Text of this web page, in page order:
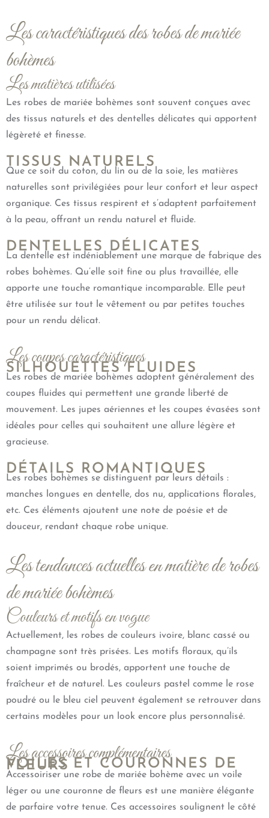
Les caractéristiques des robes de mariée
bohèmes
Les matières utilisées
Les robes de mariée bohèmes sont souvent conçues avec
des tissus naturels et des dentelles délicates qui apportent
légèreté et finesse.
TISSUS NATURELS
Que ce soit du coton, du lin ou de la soie, les matières
naturelles sont privilégiées pour leur confort et leur aspect
organique. Ces tissus respirent et s’adaptent parfaitement
à la peau, offrant un rendu naturel et fluide.
DENTELLES DÉLICATES
La dentelle est indéniablement une marque de fabrique des
robes bohèmes. Qu’elle soit fine ou plus travaillée, elle
apporte une touche romantique incomparable. Elle peut
être utilisée sur tout le vêtement ou par petites touches
pour un rendu délicat.
Les coupes caractéristiques
SILHOUETTES FLUIDES
Les robes de mariée bohèmes adoptent généralement des
coupes fluides qui permettent une grande liberté de
mouvement. Les jupes aériennes et les coupes évasées sont
idéales pour celles qui souhaitent une allure légère et
gracieuse.
DÉTAILS ROMANTIQUES
Les robes bohèmes se distinguent par leurs détails :
manches longues en dentelle, dos nu, applications florales,
etc. Ces éléments ajoutent une note de poésie et de
douceur, rendant chaque robe unique.
Les tendances actuelles en matière de robes
de mariée bohèmes
Couleurs et motifs en vogue
Actuellement, les robes de couleurs ivoire, blanc cassé ou
champagne sont très prisées. Les motifs floraux, qu’ils
soient imprimés ou brodés, apportent une touche de
fraîcheur et de naturel. Les couleurs pastel comme le rose
poudré ou le bleu ciel peuvent également se retrouver dans
certains modèles pour un look encore plus personnalisé.
Les accessoires complémentaires
VOILES ET COURONNES DE
FLEURS
Accessoiriser une robe de mariée bohème avec un voile
léger ou une couronne de fleurs est une manière élégante
de parfaire votre tenue. Ces accessoires soulignent le côté